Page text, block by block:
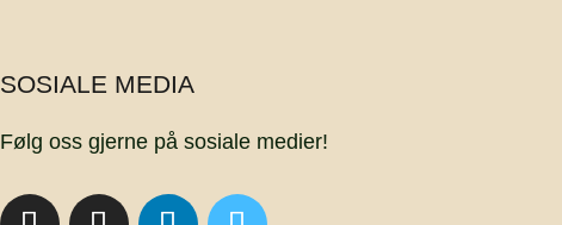
SOSIALE MEDIA
Følg oss gjerne på sosiale medier!